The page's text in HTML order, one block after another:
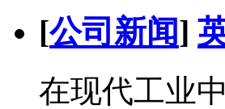
[公司新闻]
在现代工业